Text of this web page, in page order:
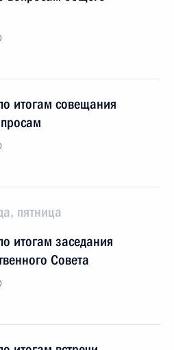
итогам совещания
пятница
итогам заседания
Совета